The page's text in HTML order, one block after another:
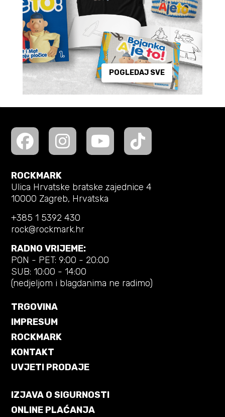
POGLEDAJ SVE
ROCKMARK
Ulica Hrvatske bratske zajednice 4
10000 Zagreb, Hrvatska
+385 1 5392 430
rock@rockmark.hr
RADNO VRIJEME:
PON - PET: 9:00 - 20:00
SUB: 10:00 - 14:00
(nedjeljom i blagdanima ne radimo)
TRGOVINA
IMPRESUM
ROCKMARK
KONTAKT
UVJETI PRODAJE
IZJAVA O SIGURNOSTI
ONLINE PLAĆANJA